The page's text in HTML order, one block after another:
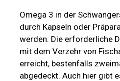
Omega 3 in der
durch Kapseln oder
werden. Die erforderliche
mit dem Verzehr von
erreicht, bestenfalls
abgedeckt. Auch hier gibt